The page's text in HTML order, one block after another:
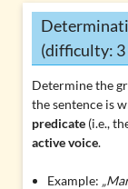
(difficulty: 3
Determine the
the sentence is
predicate(i.e.,
active voice.
Example: